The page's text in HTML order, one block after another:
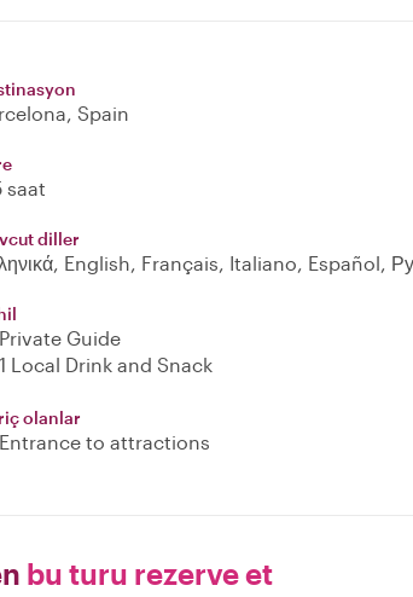
, Spain
saat
diller
Private Guide
1 Local Drink and Snack
olanlar
Entrance to attractions
bu turu rezerve et